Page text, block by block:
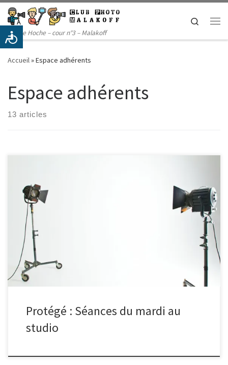
Passer au contenu
14 rue Hoche – cour n°3 – Malakoff
Search
Accueil»Espace adhérents
Espace adhérents
13 articles
Il n’y a pas d’extrait, car cette publication est protégée.
Protégé : Séances du mardi au
studio